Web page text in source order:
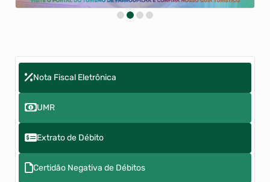
Nota Fiscal Eletrônica
UMR
Extrato de Débito
Certidão Negativa de Débitos